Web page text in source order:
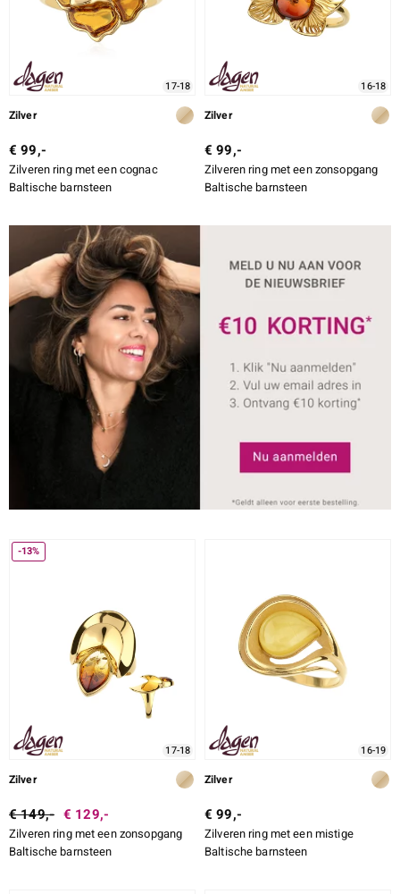
17-18
Zilver
€ 99,-
Zilveren ring met een cognac
Baltische barnsteen
16-18
Zilver
€ 99,-
Zilveren ring met een zonsopgang
Baltische barnsteen
-13%
17-18
Zilver
€ 149,- € 129,-
Zilveren ring met een zonsopgang
Baltische barnsteen
16-19
Zilver
€ 99,-
Zilveren ring met een mistige
Baltische barnsteen